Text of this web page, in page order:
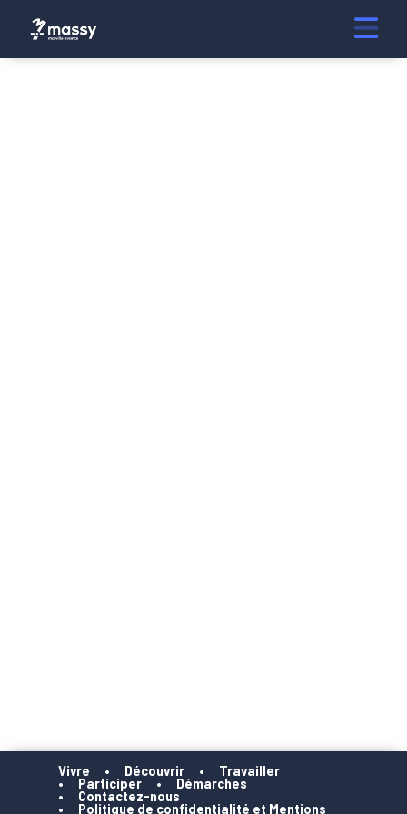
Vivre Découvrir
Travailler
Participer
Démarches
Contactez-nous
Politique de confidentialité et Mentions